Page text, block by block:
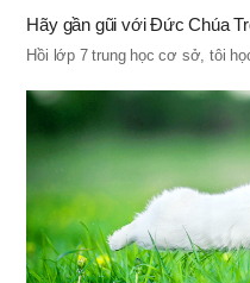
Hãy gần gũi với Đức Chúa
Hồi lớp 7 trung học cơ sở, tôi